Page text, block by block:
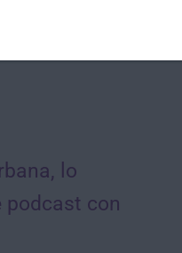
lo
podcast con